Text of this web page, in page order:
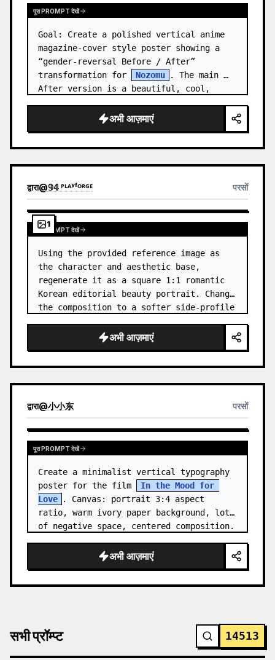
पूरा PROMPT देखें
Goal: Create a polished vertical anime
magazine-cover style poster showing a
“gender-reversal Before / After”
transformation for
Nozomu
. The main
After version is a beautiful, cool,
अभी आज़माएं
द्वारा@𝟡𝟜 ᴾᴸᴬʸᶠᴼᴿᴳᴱ परसों
1
पूरा PROMPT देखें
Using the provided reference image as
the character and aesthetic base,
regenerate it as a square 1:1 romantic
Korean editorial beauty portrait. Change
the composition to a softer side-profile
eyes closed, gently smellin…
अभी आज़माएं
द्वारा@小小东 परसों
पूरा PROMPT देखें
Create a minimalist vertical typography
poster for the film
In the Mood for
Love
. Canvas: portrait 3:4 aspect
ratio, warm ivory paper background, lots
of negative space, centered composition.
अभी आज़माएं
सभी प्रॉम्प्ट 14513